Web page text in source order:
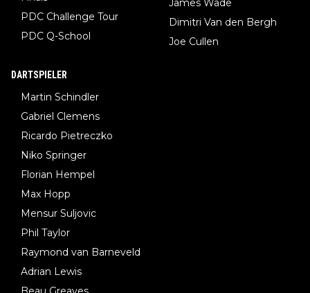
PDC Challenge Tour
PDC Q-School
James Wade
Dimitri Van den Bergh
Joe Cullen
DARTSPIELER
Martin Schindler
Gabriel Clemens
Ricardo Pietreczko
Niko Springer
Florian Hempel
Max Hopp
Mensur Suljovic
Phil Taylor
Raymond van Barneveld
Adrian Lewis